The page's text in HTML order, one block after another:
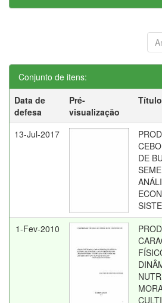
Conjunto de itens:
Data de
defesa
Pré-
visualização
Título
13-Jul-2017
DE
1-Fev-2010